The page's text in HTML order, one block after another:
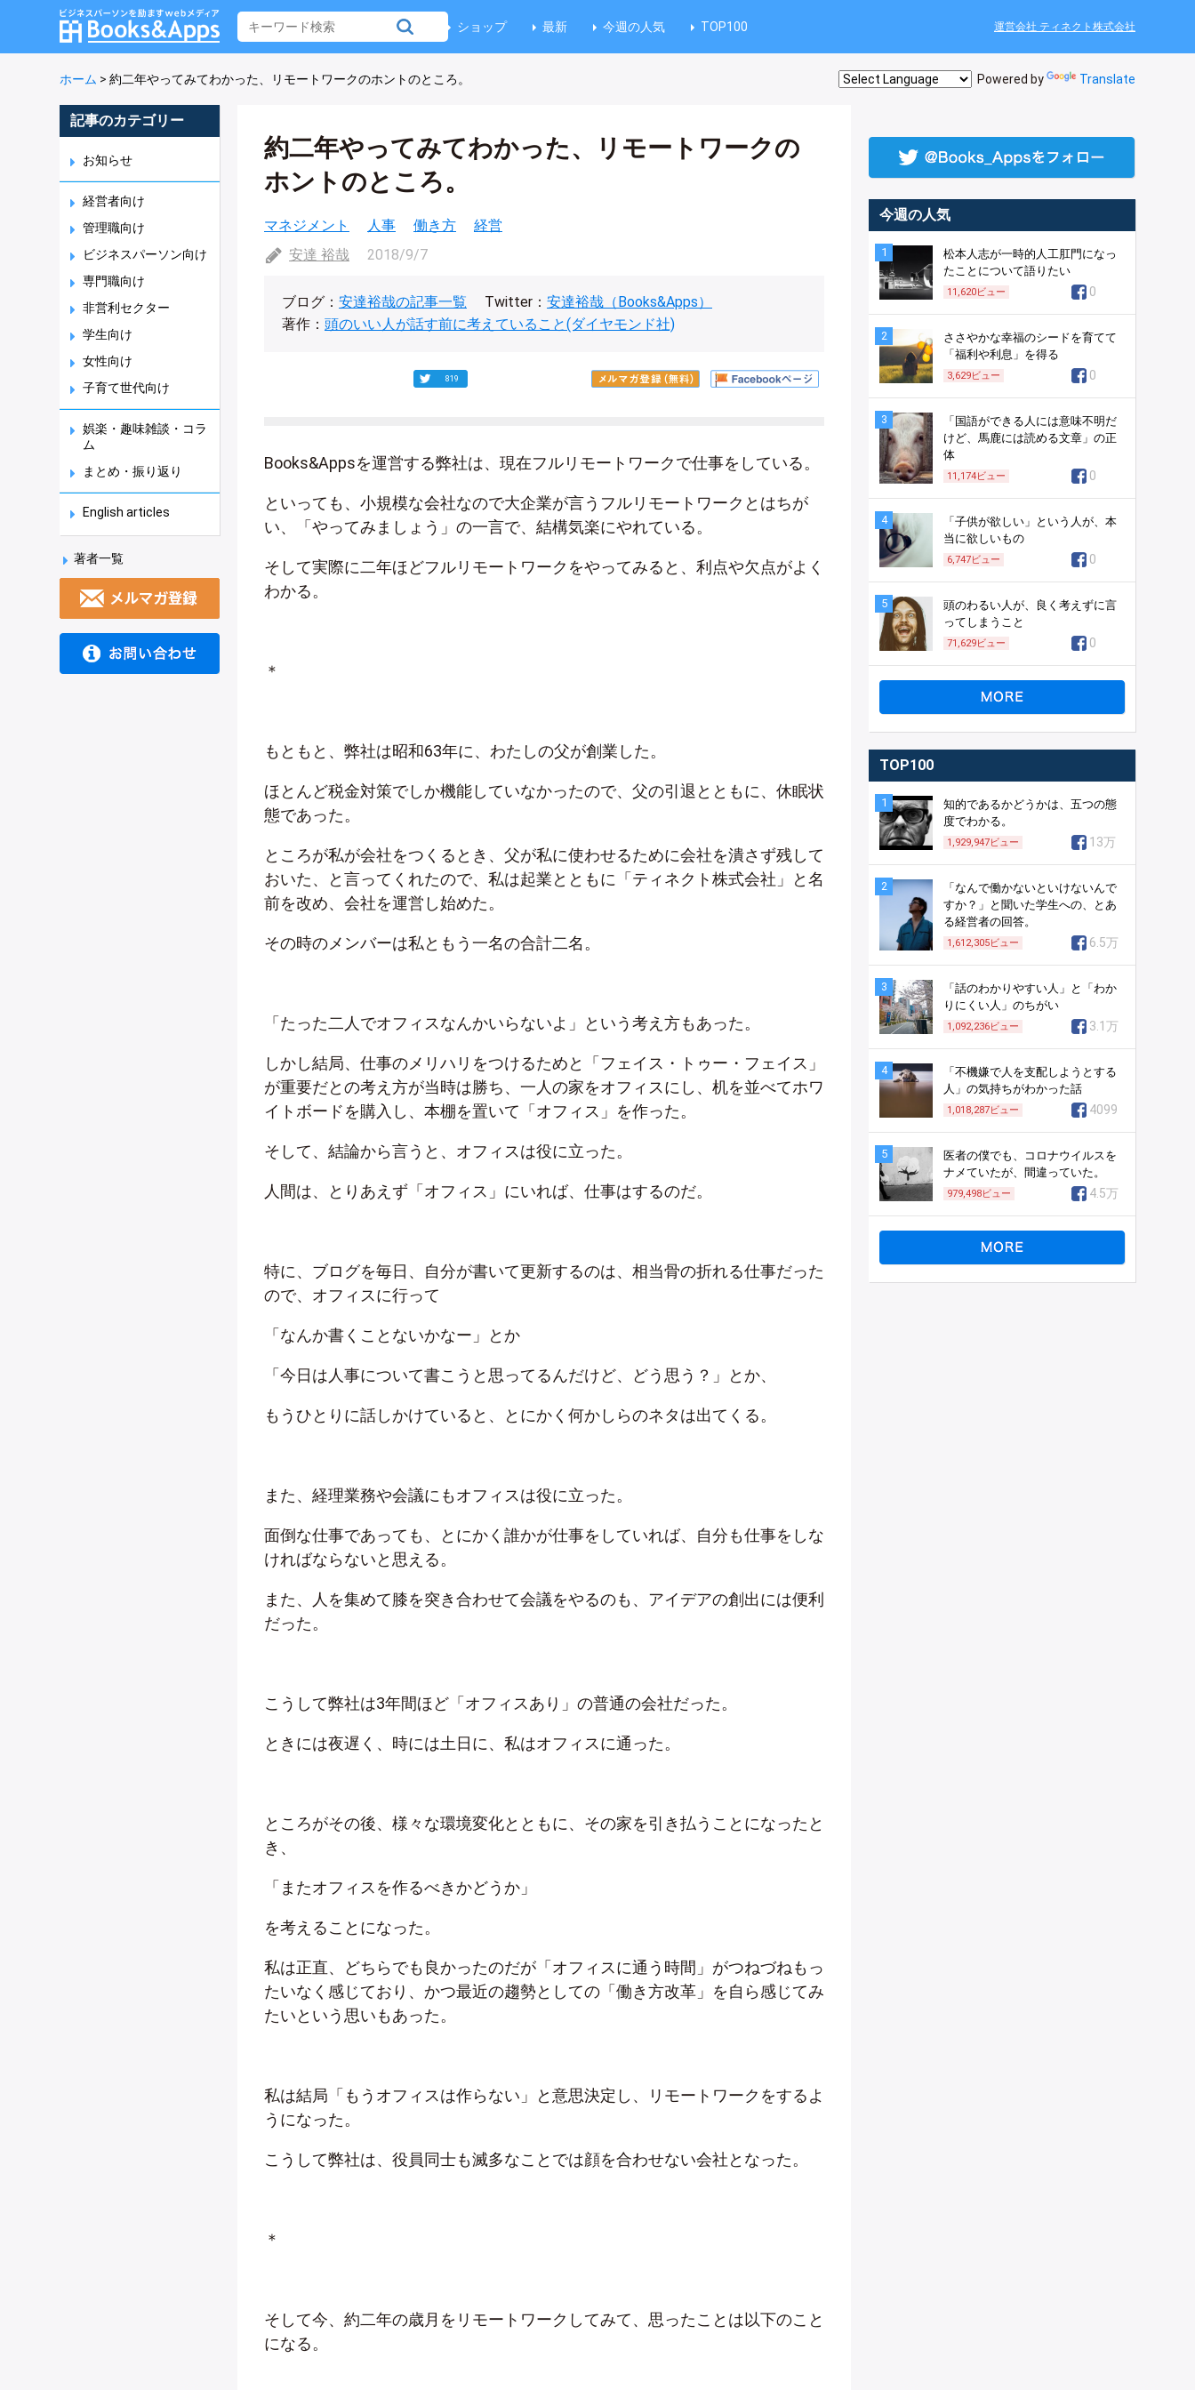
ショップ 最新 今週の人気 TOP100 運営会社 ティネクト株式会社
ホーム > 約二年やってみてわかった、リモートワークのホントのところ。 Powered by Translate
記事のカテゴリー
お知らせ
経営者向け
管理職向け
ビジネスパーソン向け
専門職向け
非営利セクター
学生向け
女性向け
子育て世代向け
娯楽・趣味雑談・コラ
ム
まとめ・振り返り
English articles
著者一覧
約二年やってみてわかった、リモートワークの
ホントのところ。
マネジメント 人事 働き方
経営
安達 裕哉
2018/9/7
ブログ： 安達裕哉の記事一覧 Twitter： 安達裕哉（Books&Apps）
著作： 頭のいい人が話す前に考えていること(ダイヤモンド社)
819
Books&Appsを運営する弊社は、現在フルリモートワークで仕事をしている。
といっても、小規模な会社なので大企業が言うフルリモートワークとはちが
い、「やってみましょう」の一言で、結構気楽にやれている。
そして実際に二年ほどフルリモートワークをやってみると、利点や欠点がよく
わかる。
＊
もともと、弊社は昭和63年に、わたしの父が創業した。
ほとんど税金対策でしか機能していなかったので、父の引退とともに、休眠状
態であった。
ところが私が会社をつくるとき、父が私に使わせるために会社を潰さず残して
おいた、と言ってくれたので、私は起業とともに「ティネクト株式会社」と名
前を改め、会社を運営し始めた。
その時のメンバーは私ともう一名の合計二名。
「たった二人でオフィスなんかいらないよ」という考え方もあった。
しかし結局、仕事のメリハリをつけるためと「フェイス・トゥー・フェイス」
が重要だとの考え方が当時は勝ち、一人の家をオフィスにし、机を並べてホワ
イトボードを購入し、本棚を置いて「オフィス」を作った。
そして、結論から言うと、オフィスは役に立った。
人間は、とりあえず「オフィス」にいれば、仕事はするのだ。
特に、ブログを毎日、自分が書いて更新するのは、相当骨の折れる仕事だった
ので、オフィスに行って
「なんか書くことないかなー」とか
「今日は人事について書こうと思ってるんだけど、どう思う？」とか、
もうひとりに話しかけていると、とにかく何かしらのネタは出てくる。
また、経理業務や会議にもオフィスは役に立った。
面倒な仕事であっても、とにかく誰かが仕事をしていれば、自分も仕事をしな
ければならないと思える。
また、人を集めて膝を突き合わせて会議をやるのも、アイデアの創出には便利
だった。
こうして弊社は3年間ほど「オフィスあり」の普通の会社だった。
ときには夜遅く、時には土日に、私はオフィスに通った。
ところがその後、様々な環境変化とともに、その家を引き払うことになったと
き、
「またオフィスを作るべきかどうか」
を考えることになった。
私は正直、どちらでも良かったのだが「オフィスに通う時間」がつねづねもっ
たいなく感じており、かつ最近の趨勢としての「働き方改革」を自ら感じてみ
たいという思いもあった。
私は結局「もうオフィスは作らない」と意思決定し、リモートワークをするよ
うになった。
こうして弊社は、役員同士も滅多なことでは顔を合わせない会社となった。
＊
そして今、約二年の歳月をリモートワークしてみて、思ったことは以下のこと
になる。
今週の人気
1
松本人志が一時的人工肛門になっ
たことについて語りたい
11,620ビュー 0
2
ささやかな幸福のシードを育てて
「福利や利息」を得る
3,629ビュー 0
3
「国語ができる人には意味不明だ
けど、馬鹿には読める文章」の正
体
11,174ビュー 0
4
「子供が欲しい」という人が、本
当に欲しいもの
6,747ビュー 0
5
頭のわるい人が、良く考えずに言
ってしまうこと
71,629ビュー 0
TOP100
1
知的であるかどうかは、五つの態
度でわかる。
1,929,947ビュー 13万
2
「なんで働かないといけないんで
すか？」と聞いた学生への、とあ
る経営者の回答。
1,612,305ビュー 6.5万
3
「話のわかりやすい人」と「わか
りにくい人」のちがい
1,092,236ビュー 3.1万
4
「不機嫌で人を支配しようとする
人」の気持ちがわかった話
1,018,287ビュー 4099
5
医者の僕でも、コロナウイルスを
ナメていたが、間違っていた。
979,498ビュー 4.5万